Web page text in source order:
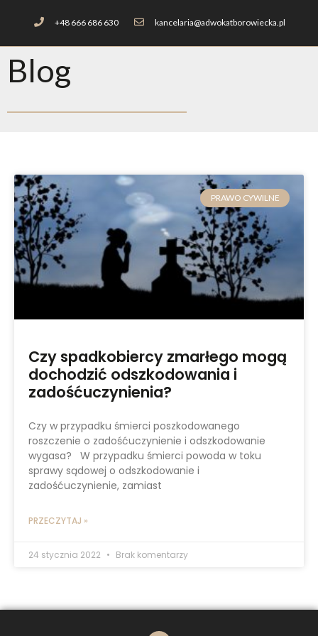
+48 666 686 630 kancelaria@adwokatborowiecka.pl
Blog
PRAWO CYWILNE
Czy spadkobiercy zmarłego mogą
dochodzić odszkodowania i
zadośćuczynienia?
Czy w przypadku śmierci poszkodowanego
roszczenie o zadośćuczynienie i odszkodowanie
wygasa? W przypadku śmierci powoda w toku
sprawy sądowej o odszkodowanie i
zadośćuczynienie, zamiast
PRZECZYTAJ »
24 stycznia 2022 Brak komentarzy